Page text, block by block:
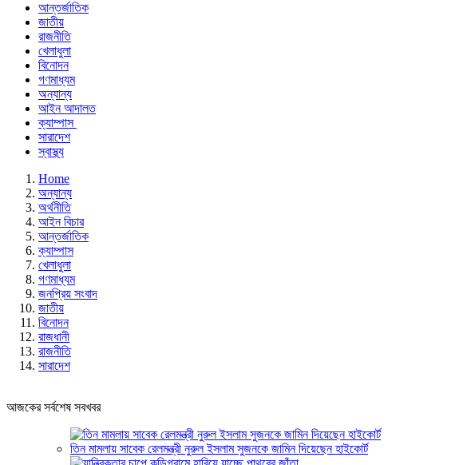
আন্তর্জাতিক
জাতীয়
রাজনীতি
খেলাধুলা
বিনোদন
গণমাধ্যম
অন্যান্য
আইন আদালত
ক্যাম্পাস
সারাদেশ
স্বাস্থ্য
Home
অন্যান্য
অর্থনীতি
আইন বিচার
আন্তর্জাতিক
ক্যাম্পাস
খেলাধুলা
গণমাধ্যম
জনপ্রিয় সংবাদ
জাতীয়
বিনোদন
রাজধানী
রাজনীতি
সারাদেশ
আজকের সর্বশেষ সবখবর
তিন মামলায় সাবেক রেলমন্ত্রী নুরুল ইসলাম সুজনকে জামিন দিয়েছেন হাইকোর্ট